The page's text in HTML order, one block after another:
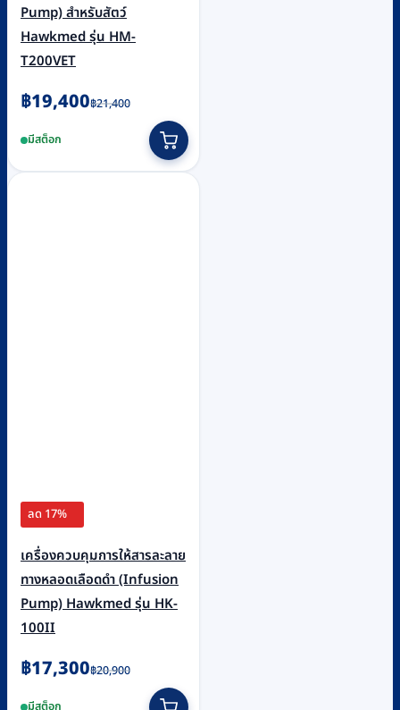
Pump) สำหรับสัตว์
Hawkmed รุ่น HM-
T200VET
฿21,400
Original
was:
฿21,400.
฿19,400
Current
is:
฿19,400.
มีสต็อก
ลด 17%
เครื่องควบคุมการให้สารละลาย
ทางหลอดเลือดดำ (Infusion
Pump) Hawkmed รุ่น HK-
100II
฿20,900
Original
฿17,300
Current